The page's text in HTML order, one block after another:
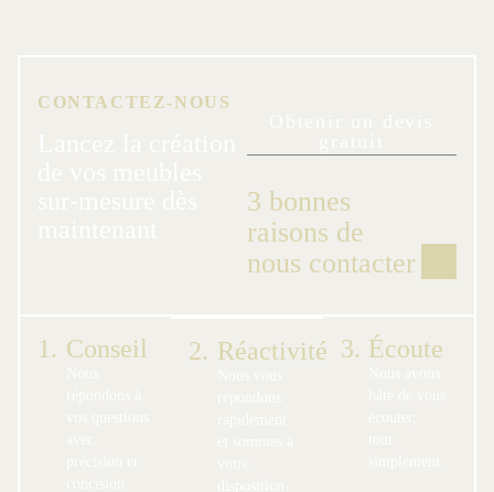
CONTACTEZ-NOUS
3 bonnes
raisons de
nous contacter
1. Conseil 2. Réactivité 3. Écoute